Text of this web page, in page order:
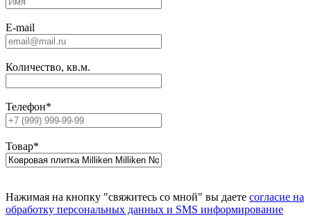
E-mail
Количество, кв.м.
Телефон*
Товар*
Нажимая на кнопку "свяжитесь со мной" вы даете согласие на
обработку персональных данных и SMS информирование